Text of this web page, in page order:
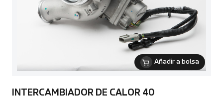
Añadir a bolsa
INTERCAMBIADOR DE CALOR 40